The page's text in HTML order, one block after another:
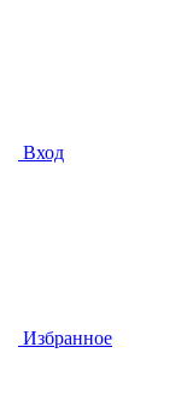
Вход
Избранное